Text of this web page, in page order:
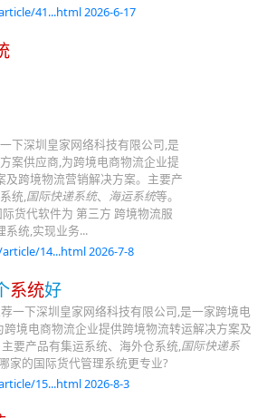
41...html 2026-6-17
下深圳皇家网络科技有限公司,是
案供应商,为跨境电商物流企业提
及跨境物流营销解决方案。主要产
统,国际快递系统、 海运系统等。
货代软件为 第三方 跨境物流服
系统,实现业务...
14...html 2026-7-8
系统好
一下深圳皇家网络科技有限公司,是一家跨境电
境电商物流企业提供跨境物流转运解决方案及
要产品有集运系统、海外仓系统,国际快递系
家的国际货代管理系统更专业?
15...html 2026-8-3